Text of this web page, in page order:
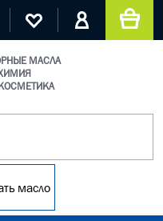
МАСЛА
масло